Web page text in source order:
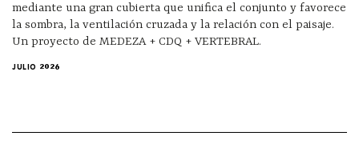
mediante una gran cubierta que unifica el conjunto y favorece
la sombra, la ventilación cruzada y la relación con el paisaje.
Un proyecto de MEDEZA + CDQ + VERTEBRAL.
JULIO 2026